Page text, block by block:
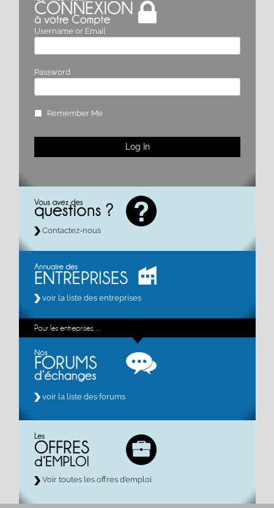
Username or Email
Password
Remember Me
Contactez-nous
voir la liste des entreprises
Pour les entreprises…
voir la liste des forums
Voir toutes les offres d’emploi